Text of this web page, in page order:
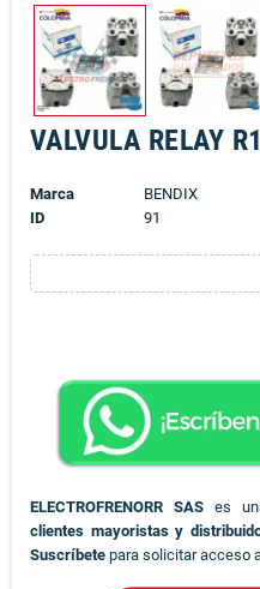
VALVULA RELAY
Marca
BENDIX
ID
91
ELECTROFRENORR SAS es
clientes mayoristas y
Suscríbete para solicitar acceso